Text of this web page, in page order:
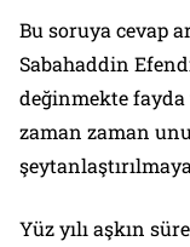
Bu soruya cevap
Sabahaddin
değinmekte
zaman zaman
Yüz yılı aşkın